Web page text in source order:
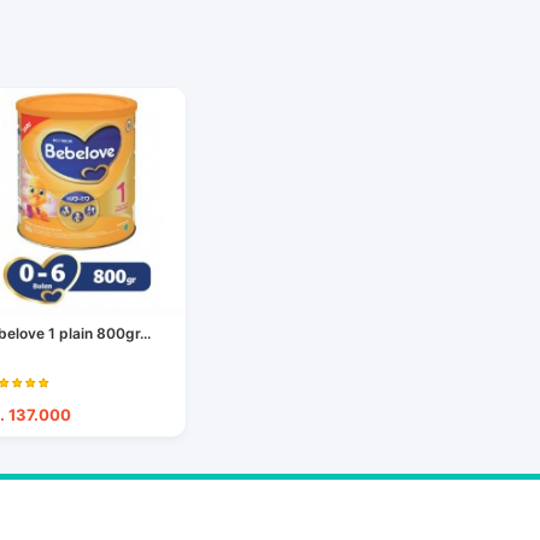
1 plain 800gr...
137.000